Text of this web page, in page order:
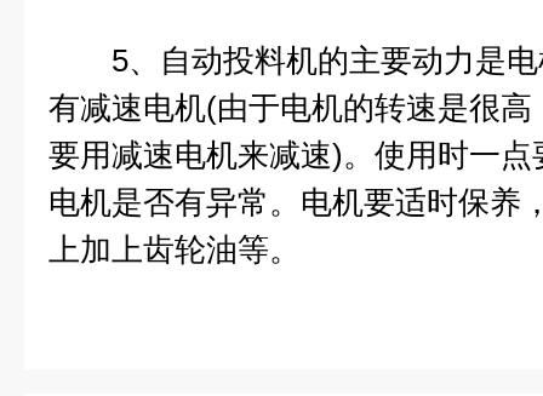
5、自动投料机的主要动力是电
有减速电机(由于电机的转速是很
要用减速电机来减速)。使用时一
电机是否有异常。电机要适时保养
上加上齿轮油等。